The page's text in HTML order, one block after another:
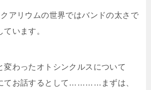
アリウムの世界ではバンドの太さで
います。
変わったオトシンクルスについて
てお話するとして…………まずは、